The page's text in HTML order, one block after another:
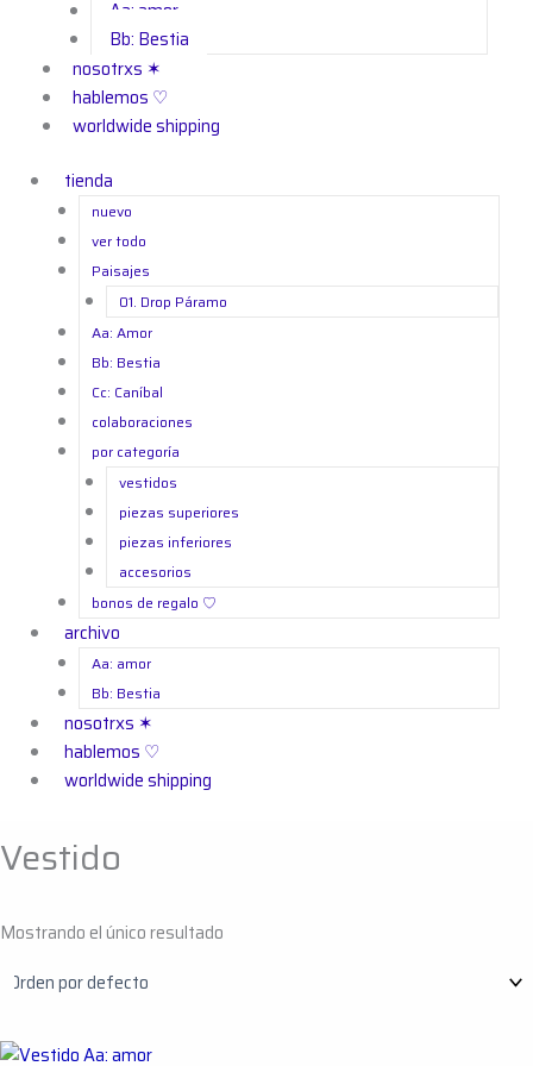
Aa: amor
Bb: Bestia
nosotrxs ✶
hablemos ♡
worldwide shipping
tienda
nuevo
ver todo
Paisajes
01. Drop Páramo
Aa: Amor
Bb: Bestia
Cc: Caníbal
colaboraciones
por categoría
vestidos
piezas superiores
piezas inferiores
accesorios
bonos de regalo ㅤ♡
archivo
Aa: amor
Bb: Bestia
nosotrxs ✶
hablemos ♡
worldwide shipping
Vestido
Mostrando el único resultado
Este